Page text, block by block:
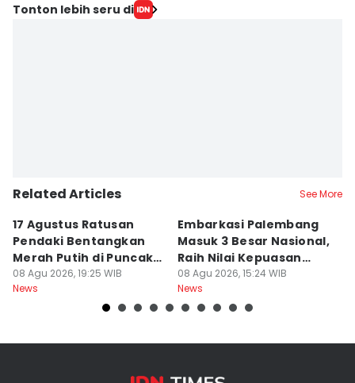
Tonton lebih seru di
Related Articles See More
17 Agustus Ratusan
Pendaki Bentangkan
Merah Putih di Puncak
Dempo
08 Agu 2026, 19:25 WIB
News
Embarkasi Palembang
Masuk 3 Besar Nasional,
Raih Nilai Kepuasan
86,65
08 Agu 2026, 15:24 WIB
News